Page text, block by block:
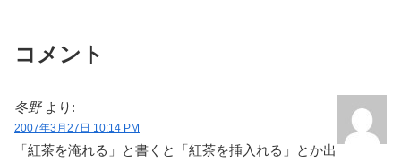
コメント
冬野 より:
2007年3月27日 10:14 PM
「紅茶を淹れる」と書くと「紅茶を挿入れる」とか出